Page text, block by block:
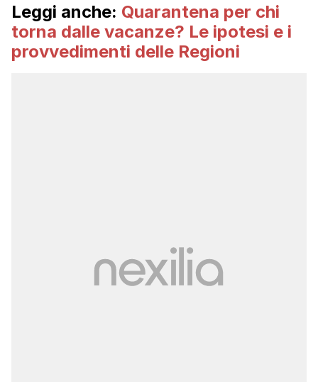
Leggi anche: Quarantena per chi
torna dalle vacanze? Le ipotesi e i
provvedimenti delle Regioni